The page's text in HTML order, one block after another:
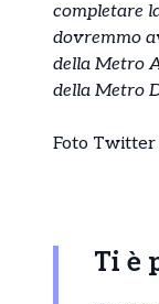
completare
dovremmo
della Metro
della Metro
Foto Twitter
Ti è